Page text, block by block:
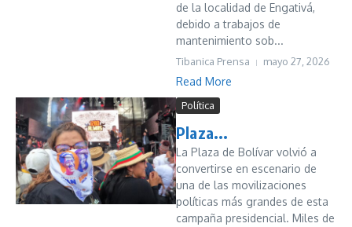
de la localidad de Engativá,
debido a trabajos de
mantenimiento sob...
Tibanica Prensa mayo 27, 2026
Read More
Política
Plaza...
La Plaza de Bolívar volvió a
convertirse en escenario de
una de las movilizaciones
políticas más grandes de esta
campaña presidencial. Miles de